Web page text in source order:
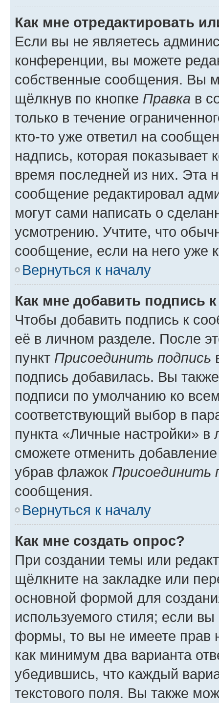
Как мне отредактировать
Если вы не являетесь
конференции, вы можете
собственные сообщения. Вы
щёлкнув по кнопке Правка в
только в течение
кто-то уже ответил на
надпись, которая показывает
время последней из них. Эта
сообщение редактировал
могут сами написать о
усмотрению. Учтите, что
сообщение, если на него уже
Вернуться к началу
Как мне добавить подпись
Чтобы добавить подпись к
её в личном разделе. После
пункт Присоединить подпись
подпись добавилась. Вы
подписи по умолчанию ко
соответствующий выбор в
пункта «Личные настройки»
сможете отменить
убрав флажок Присоединить
сообщения.
Вернуться к началу
Как мне создать опрос?
При создании темы или
щёлкните на закладке или
основной формой для
используемого стиля; если
формы, то вы не имеете прав
как минимум два варианта
убедившись, что каждый
текстового поля. Вы также